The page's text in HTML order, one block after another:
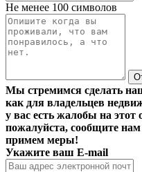
Не менее 100 символов
Мы стремимся сделать
как для владельцев
у вас есть жалобы на этот
пожалуйста, сообщите
примем меры!
Укажите ваш E-mail